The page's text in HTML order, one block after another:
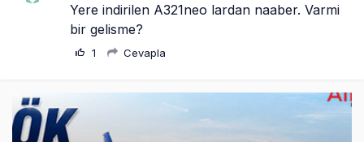
Yere indirilen A321neo lardan naaber. Varmi
bir gelisme?
1 Cevapla